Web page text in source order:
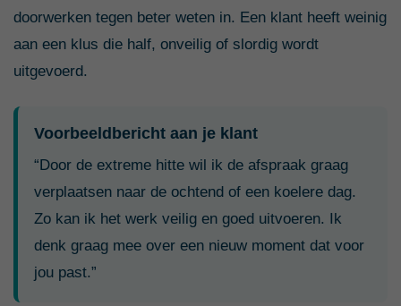
doorwerken tegen beter weten in. Een klant heeft weinig
aan een klus die half, onveilig of slordig wordt
uitgevoerd.
Voorbeeldbericht aan je klant
“Door de extreme hitte wil ik de afspraak graag
verplaatsen naar de ochtend of een koelere dag.
Zo kan ik het werk veilig en goed uitvoeren. Ik
denk graag mee over een nieuw moment dat voor
jou past.”